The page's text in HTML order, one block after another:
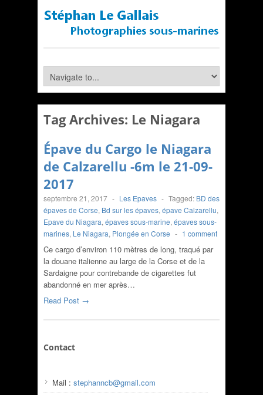
Tag Archives: Le Niagara
Épave du Cargo le Niagara
de Calzarellu -6m le 21-09-
2017
septembre 21, 2017 - Les Epaves - Tagged: BD des
épaves de Corse, Bd sur les épaves, épave Calzarellu,
Epave du Niagara, épaves sous-marine, épaves sous-
marines, Le Niagara, Plongée en Corse - 1 comment
Ce cargo d’environ 110 mètres de long, traqué par
la douane italienne au large de la Corse et de la
Sardaigne pour contrebande de cigarettes fut
abandonné en mer après…
Read Post →
Contact
Mail : stephanncb@gmail.com